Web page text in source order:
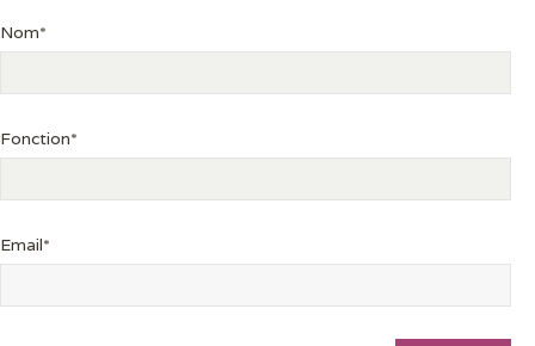
Nom*
Fonction*
Email*